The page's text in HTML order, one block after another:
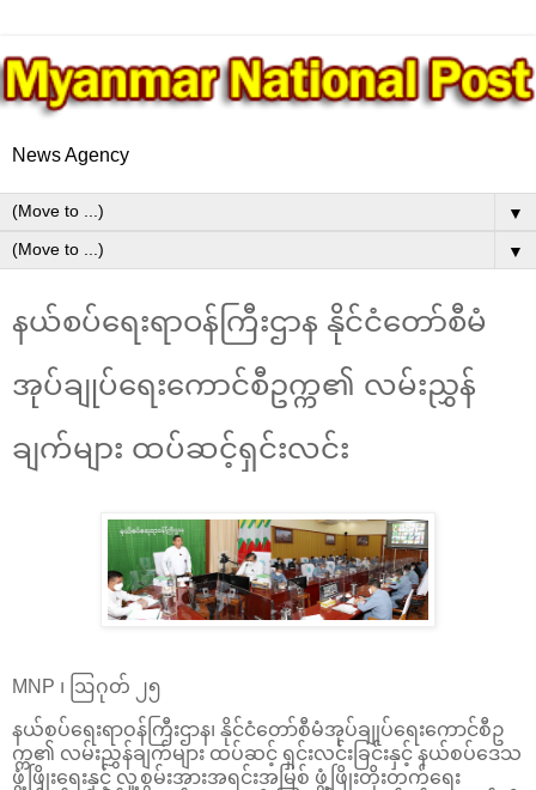
News Agency
▼
▼
နယ်စပ်ရေးရာဝန်ကြီးဌာန နိုင်ငံတော်စီမံ
အုပ်ချုပ်ရေးကောင်စီဥက္က၏ လမ်းညွှန်
ချက်များ ထပ်ဆင့်ရှင်းလင်း
MNP ၊ ဩဂုတ် ၂၅
နယ်စပ်ရေးရာဝန်ကြီးဌာန၊ နိုင်ငံတော်စီမံအုပ်ချုပ်ရေးကောင်စီဥ
က္က၏ လမ်းညွှန်ချက်များ ထပ်ဆင့် ရှင်းလင်းခြင်းနှင့် နယ်စပ်ဒေသ
ဖွံ့ဖြိုးရေးနှင့် လူ့စွမ်းအားအရင်းအမြစ် ဖွံ့ဖြိုးတိုးတက်ရေး